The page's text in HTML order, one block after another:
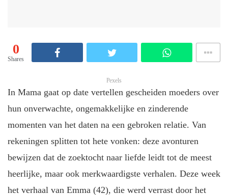
0
Shares
Pexels
In Mama gaat op date vertellen gescheiden moeders over
hun onverwachte, ongemakkelijke en zinderende
momenten van het daten na een gebroken relatie. Van
rekeningen splitten tot hete vonken: deze avonturen
bewijzen dat de zoektocht naar liefde leidt tot de meest
heerlijke, maar ook merkwaardigste verhalen. Deze week
het verhaal van Emma (42), die werd verrast door het